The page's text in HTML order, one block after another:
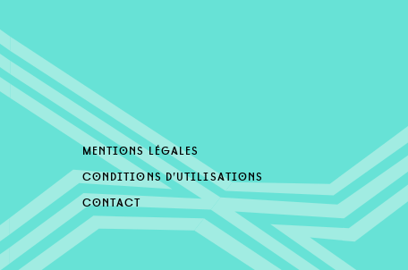
mentions légales
conditions d’utilisations
contact